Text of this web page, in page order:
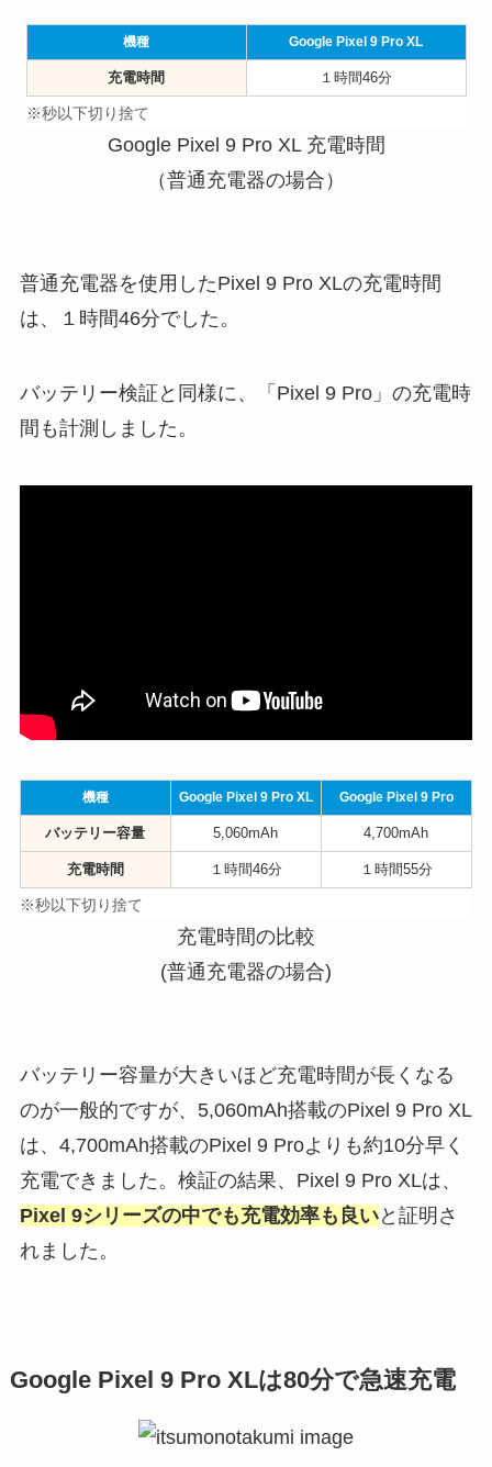
機種 Google Pixel 9 Pro XL
充電時間 １時間46分
※秒以下切り捨て
Google Pixel 9 Pro XL 充電時間
（普通充電器の場合）
普通充電器を使用したPixel 9 Pro XLの充電時間
は、１時間46分でした。
バッテリー検証と同様に、「Pixel 9 Pro」の充電時
間も計測しました。
機種 Google Pixel 9 Pro XL Google Pixel 9 Pro
バッテリー容量 5,060mAh 4,700mAh
充電時間 １時間46分 １時間55分
※秒以下切り捨て
充電時間の比較
(普通充電器の場合)
バッテリー容量が大きいほど充電時間が長くなる
のが一般的ですが、5,060mAh搭載のPixel 9 Pro XL
は、4,700mAh搭載のPixel 9 Proよりも約10分早く
充電できました。検証の結果、Pixel 9 Pro XLは、
Pixel 9シリーズの中でも充電効率も良いと証明さ
れました。
Google Pixel 9 Pro XLは80分で急速充電